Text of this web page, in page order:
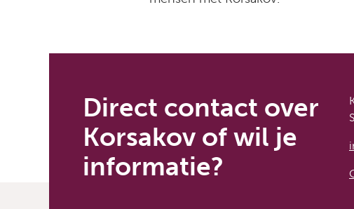
Direct contact over
Korsakov of wil je
informatie?